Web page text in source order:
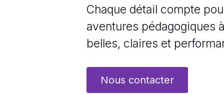
Chaque détail compte
aventures pédagogiques
belles, claires et
Nous contacter